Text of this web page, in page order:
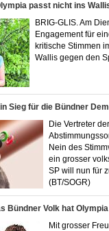
passt nicht ins
BRIG-GLIS. Am
Engagement für
kritische Stimmen
Wallis gegen den
Sieg für die Bünd­ner
Die Vertreter
Nein des
ein grosser
SP will nun für
(BT/SOGR)
Bündner Volk hat
Mit grosser